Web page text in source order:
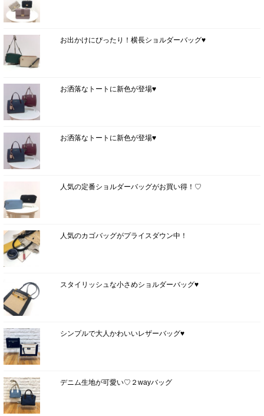
お出かけにぴったり！横長ショルダーバッグ♥
お洒落なトートに新色が登場♥
お洒落なトートに新色が登場♥
人気の定番ショルダーバッグがお買い得！♡
人気のカゴバッグがプライスダウン中！
スタイリッシュな小さめショルダーバッグ♥
シンプルで大人かわいいレザーバッグ♥
デニム生地が可愛い♡２wayバッグ